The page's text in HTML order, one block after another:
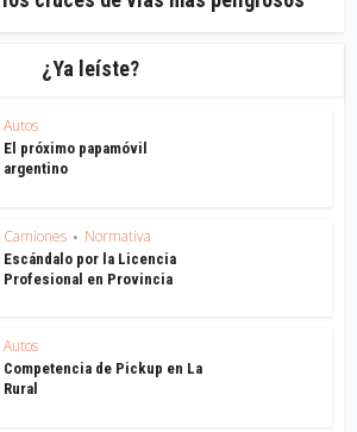
¿Ya leíste?
Autos
El próximo papamóvil
argentino
Camiones • Normativa
Escándalo por la Licencia
Profesional en Provincia
Autos
Competencia de Pickup en La
Rural